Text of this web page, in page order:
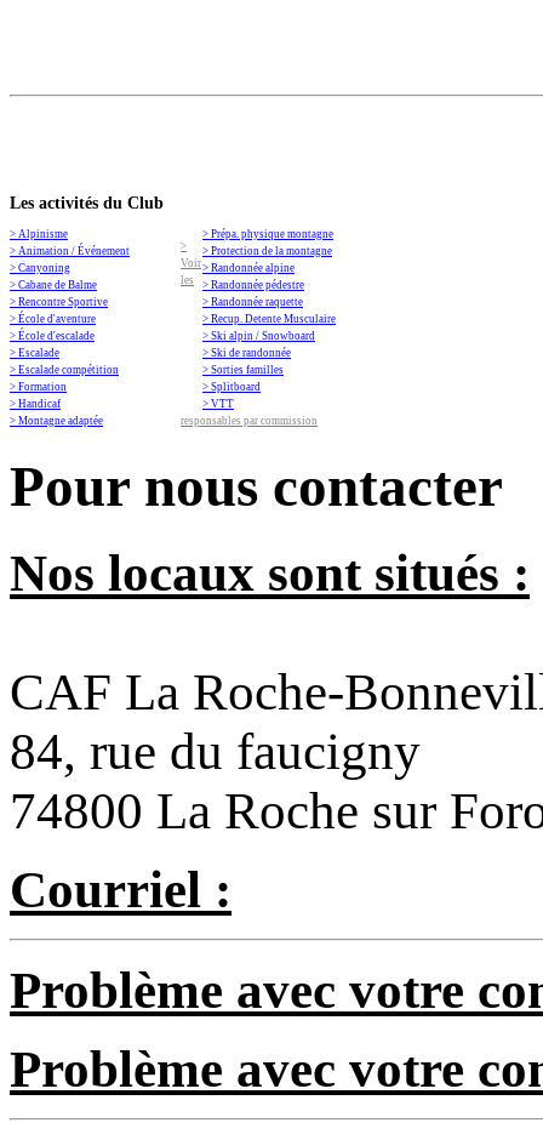
Les activités du Club
> Alpinisme
> Animation / Événement
> Canyoning
> Cabane de Balme
> Rencontre Sportive
> École d'aventure
> École d'escalade
> Escalade
> Escalade compétition
> Formation
> Handicaf
> Montagne adaptée
> Prépa. physique montagne
> Protection de la montagne
> Randonnée alpine
> Randonnée pédestre
> Randonnée raquette
> Recup. Detente Musculaire
> Ski alpin / Snowboard
> Ski de randonnée
> Sorties familles
> Splitboard
> VTT
>
Voir
les
responsables par commission
Pour nous contacter
Nos locaux sont situés :
CAF La Roche-
84, rue du faucigny
74800 La Roche sur
Courriel :
Problème avec votre
Problème avec votre